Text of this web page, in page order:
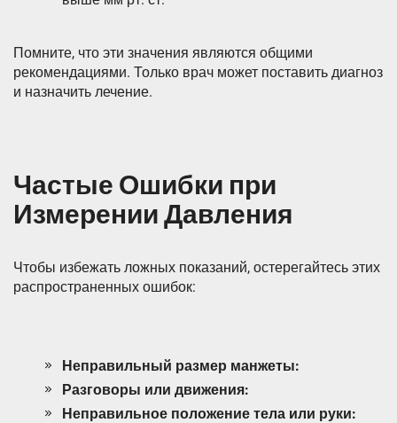
Помните, что эти значения являются общими
рекомендациями. Только врач может поставить диагноз
и назначить лечение.
Частые Ошибки при
Измерении Давления
Чтобы избежать ложных показаний, остерегайтесь этих
распространенных ошибок:
Неправильный размер манжеты:
Разговоры или движения:
Неправильное положение тела или руки: